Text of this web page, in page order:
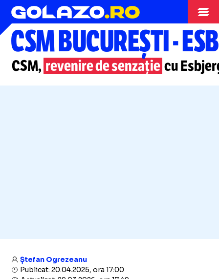
Handbal
CSM BUCUREȘTI-
CSM, revenire de senzație cu
Ștefan Ogrezeanu
Publicat: 20.04.2025, ora 17:00